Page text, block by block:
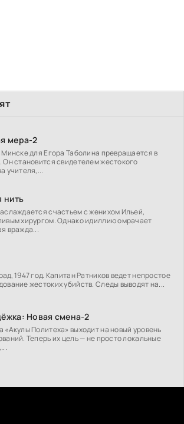
мера-2
для Егора Таболина превращается в
становится свидетелем жестокого
учителя,...
нить
счастьем с женихом Ильей,
хирургом. Однако идиллию омрачает
вражда...
1947 год. Капитан Ратников ведет непростое
жестоких убийств. Следы выводят на...
Новая смена-2
«Акулы Политеха» выходит на новый уровень
Теперь их цель — не просто локальные